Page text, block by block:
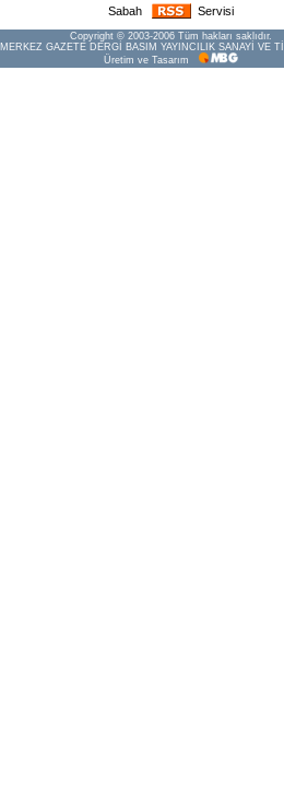
Sabah Servisi
Copyright © 2003-2006 Tüm hakları saklıdır.
MERKEZ GAZETE DERGİ BASIM YAYINCILIK SANAYİ VE
Üretim ve Tasarım